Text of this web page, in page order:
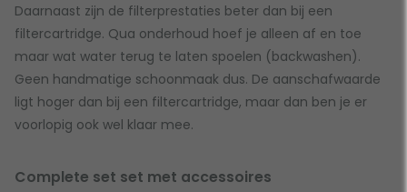
Daarnaast zijn de filterprestaties beter dan bij een
filtercartridge. Qua onderhoud hoef je alleen af en toe
maar wat water terug te laten spoelen (backwashen).
Geen handmatige schoonmaak dus. De aanschafwaarde
ligt hoger dan bij een filtercartridge, maar dan ben je er
voorlopig ook wel klaar mee.
Complete set set met accessoires